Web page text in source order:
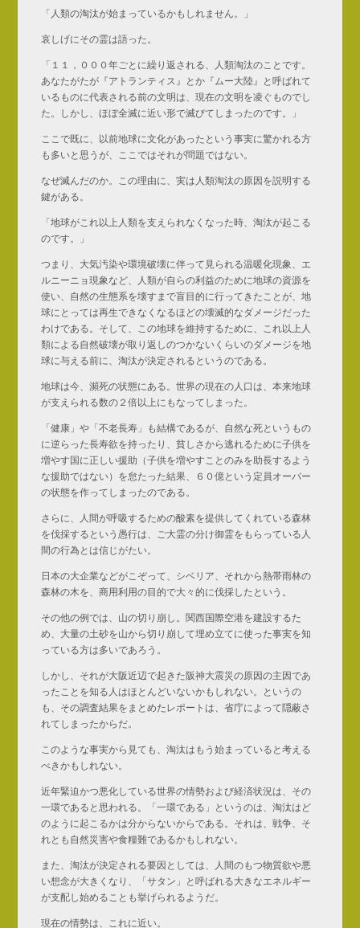
「人類の淘汰が始まっているかもしれません。」
哀しげにその霊は語った。
「１１，０００年ごとに繰り返される、人類淘汰のことです。
あなたがたが『アトランティス』とか『ムー大陸』と呼ばれて
いるものに代表される前の文明は、現在の文明を凌ぐものでし
た。しかし、ほぼ全滅に近い形で滅びてしまったのです。」
ここで既に、以前地球に文化があったという事実に驚かれる方
も多いと思うが、ここではそれが問題ではない。
なぜ滅んだのか。この理由に、実は人類淘汰の原因を説明する
鍵がある。
「地球がこれ以上人類を支えられなくなった時、淘汰が起こる
のです。」
つまり、大気汚染や環境破壊に伴って見られる温暖化現象、エ
ルニーニョ現象など、人類が自らの利益のために地球の資源を
使い、自然の生態系を壊すまで盲目的に行ってきたことが、地
球にとっては再生できなくなるほどの壊滅的なダメージだった
わけである。そして、この地球を維持するために、これ以上人
類による自然破壊が取り返しのつかないくらいのダメージを地
球に与える前に、淘汰が決定されるというのである。
地球は今、瀕死の状態にある。世界の現在の人口は、本来地球
が支えられる数の２倍以上にもなってしまった。
「健康」や「不老長寿」も結構であるが、自然な死というもの
に逆らった長寿欲を持ったり、貧しさから逃れるために子供を
増やす国に正しい援助（子供を増やすことのみを助長するよう
な援助ではない）を怠たった結果、６０億という定員オーバー
の状態を作ってしまったのである。
さらに、人間が呼吸するための酸素を提供してくれている森林
を伐採するという愚行は、ご大霊の分け御霊をもらっている人
間の行為とは信じがたい。
日本の大企業などがこぞって、シベリア、それから熱帯雨林の
森林の木を、商用利用の目的で大々的に伐採したという。
その他の例では、山の切り崩し。関西国際空港を建設するた
め、大量の土砂を山から切り崩して埋め立てに使った事実を知
っている方は多いであろう。
しかし、それが大阪近辺で起きた阪神大震災の原因の主因であ
ったことを知る人はほとんどいないかもしれない。というの
も、その調査結果をまとめたレポートは、省庁によって隠蔽さ
れてしまったからだ。
このような事実から見ても、淘汰はもう始まっていると考える
べきかもしれない。
近年緊迫かつ悪化している世界の情勢および経済状況は、その
一環であると思われる。「一環である」というのは、淘汰はど
のように起こるかは分からないからである。それは、戦争、そ
れとも自然災害や食糧難であるかもしれない。
また、淘汰が決定される要因としては、人間のもつ物質欲や悪
い想念が大きくなり、「サタン」と呼ばれる大きなエネルギー
が支配し始めることも挙げられるようだ。
現在の情勢は、これに近い。